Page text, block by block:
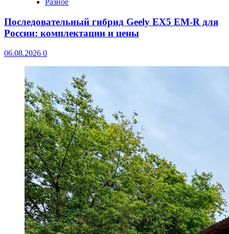
Разное
Последовательный гибрид Geely EX5 EM-R для
России: комплектации и цены
06.08.2026 0